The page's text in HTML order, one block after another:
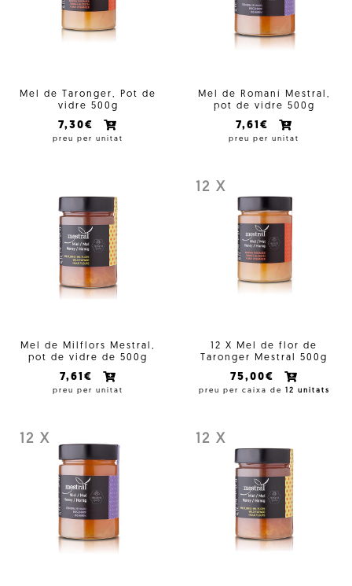
Mel de Taronger, Pot de
vidre 500g
7,30€
preu per unitat
Mel de Romaní Mestral,
pot de vidre 500g
7,61€
preu per unitat
Mel de Milflors Mestral,
pot de vidre de 500g
7,61€
preu per unitat
12 X
12 X Mel de flor de
Taronger Mestral 500g
75,00€
preu per caixa de 12 unitats
12 X 12 X